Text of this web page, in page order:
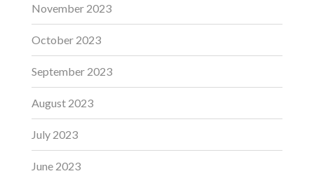
November 2023
October 2023
September 2023
August 2023
July 2023
June 2023